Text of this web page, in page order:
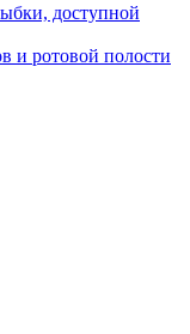
доступной
и ротовой полости